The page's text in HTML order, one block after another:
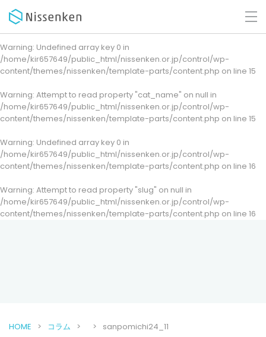
Warning: Undefined array key 0 in
/home/kir657649/public_html/nissenken.or.jp/control/wp-
content/themes/nissenken/template-parts/content.php on line 15
Warning: Attempt to read property "cat_name" on null in
/home/kir657649/public_html/nissenken.or.jp/control/wp-
content/themes/nissenken/template-parts/content.php on line 15
Warning: Undefined array key 0 in
/home/kir657649/public_html/nissenken.or.jp/control/wp-
content/themes/nissenken/template-parts/content.php on line 16
Warning: Attempt to read property "slug" on null in
/home/kir657649/public_html/nissenken.or.jp/control/wp-
content/themes/nissenken/template-parts/content.php on line 16
HOME コラム sanpomichi24_11